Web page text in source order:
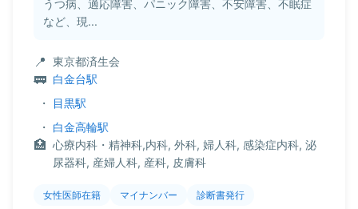
うつ病、適応障害、パニック障害、不安障害、不眠症
など、現...
東京都済生会
白金台駅
・
目黒駅
・ 白金高輪駅
心療内科・精神科,内科, 外科, 婦人科, 感染症内科, 泌
尿器科, 産婦人科, 産科, 皮膚科
女性医師在籍 マイナンバー 診断書発行